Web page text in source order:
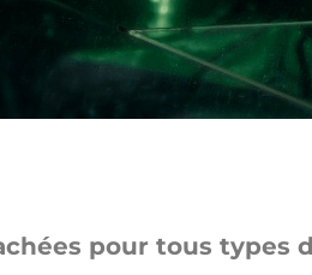
pour tous types